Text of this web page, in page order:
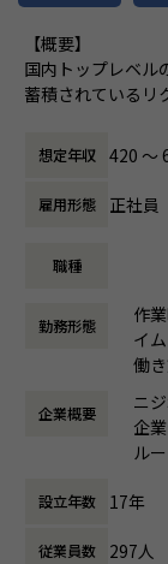
様々なキャリアを
・データエンジニ
無
【概要】
国内トップレベル
蓄積されているリ
切に運営し、プ
題を解決しなが
ていきます。
リクルートの各
今回は、そのデ
具体的には、下
・データプロダ
監視、障害対応
化など）
ユーザニーズや
想定年収 420 〜
雇用形態 正社員
職種
勤務形態
作
働き
時
間）
休
企業概要
ニ
企
ル
ン
設立年数 17年
従業員数 297人